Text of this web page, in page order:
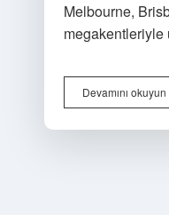
Melbourne,
Devamını okuyun